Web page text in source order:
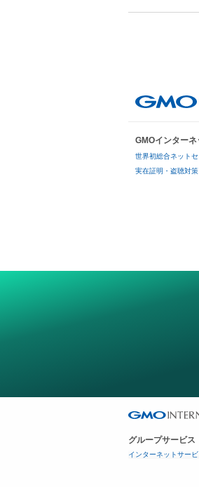
GMOインター
世界初総合ネット
実在証明・盗聴対策
グループサービス
インターネットサービ